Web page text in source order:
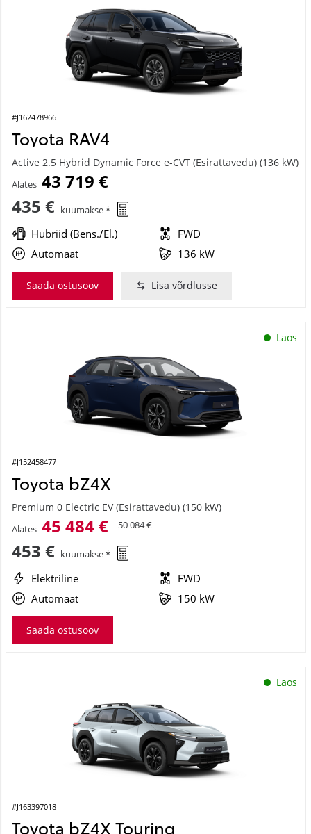
#J162478966
Toyota RAV4
Active 2.5 Hybrid Dynamic Force e-CVT (Esirattavedu) (136 kW)
Alates 43 719 €
435 € kuumakse *
Hübriid (Bens./El.)
FWD
Automaat
136 kW
Saada ostusoov Lisa võrdlusse
Laos
#J152458477
Toyota bZ4X
Premium 0 Electric EV (Esirattavedu) (150 kW)
Alates 45 484 € 50 084 €
453 € kuumakse *
Elektriline
FWD
Automaat
150 kW
Saada ostusoov
Laos
#J163397018
Toyota bZ4X Touring